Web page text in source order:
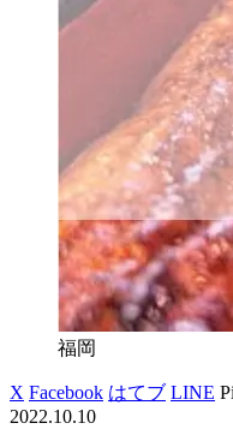
福岡
X Facebook はてブ LINE
2022.10.10